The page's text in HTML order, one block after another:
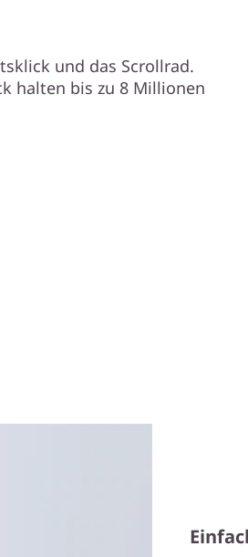
und das Scrollrad.
halten bis zu 8 Millionen